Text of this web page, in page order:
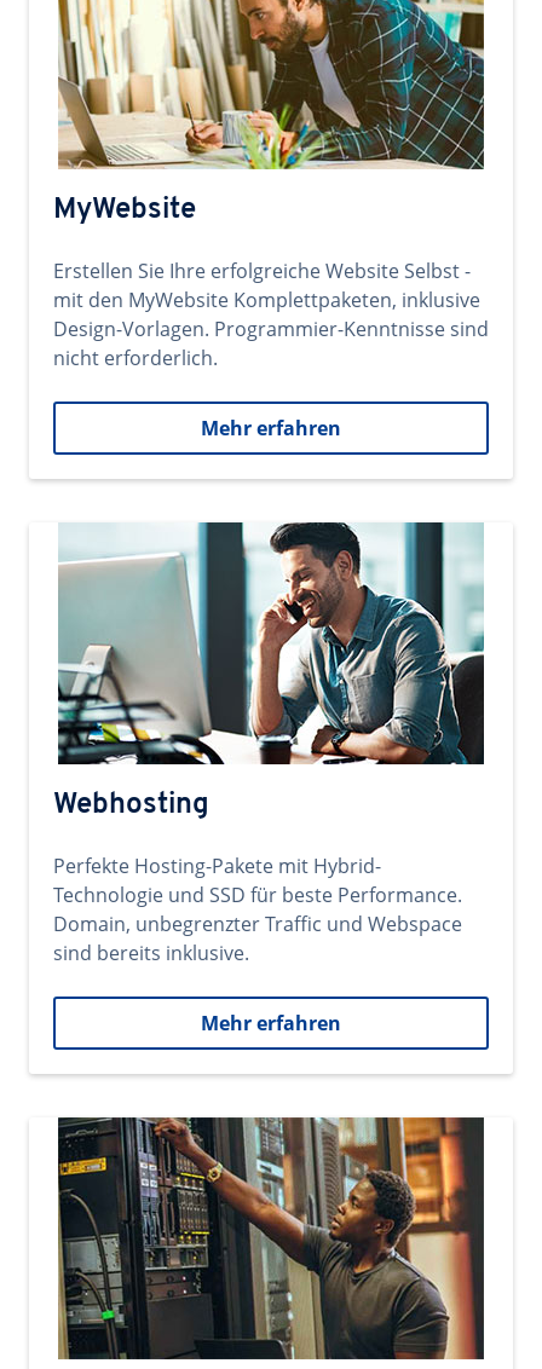
MyWebsite
Erstellen Sie Ihre erfolgreiche Website Selbst -
mit den MyWebsite Komplettpaketen, inklusive
Design-Vorlagen. Programmier-Kenntnisse sind
nicht erforderlich.
Mehr erfahren
Webhosting
Perfekte Hosting-Pakete mit Hybrid-
Technologie und SSD für beste Performance.
Domain, unbegrenzter Traffic und Webspace
sind bereits inklusive.
Mehr erfahren